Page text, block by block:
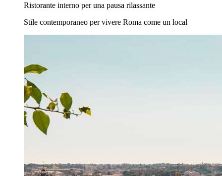
Ristorante interno per una pausa rilassante
Stile contemporaneo per vivere Roma come un local